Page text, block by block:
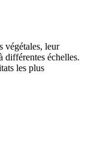
végétales, leur
différentes échelles.
les plus